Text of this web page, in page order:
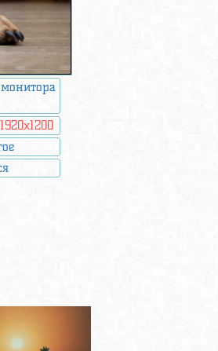
1920x1200